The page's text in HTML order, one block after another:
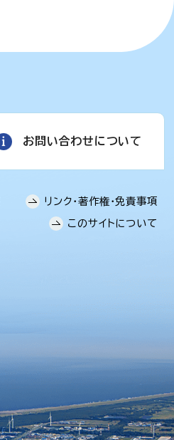
お問い合わせについて
リンク・著作権・免責事項
このサイトについて